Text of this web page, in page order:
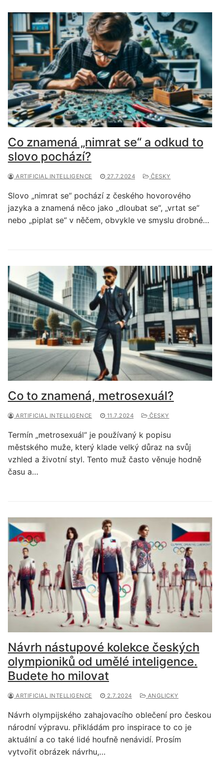
Co znamená „nimrat se“ a odkud to
slovo pochází?
ARTIFICIAL INTELLIGENCE 27.7.2024 ČESKY
Slovo „nimrat se“ pochází z českého hovorového
jazyka a znamená něco jako „dloubat se“, „vrtat se“
nebo „piplat se“ v něčem, obvykle ve smyslu drobné…
Co to znamená, metrosexuál?
ARTIFICIAL INTELLIGENCE 11.7.2024 ČESKY
Termín „metrosexuál“ je používaný k popisu
městského muže, který klade velký důraz na svůj
vzhled a životní styl. Tento muž často věnuje hodně
času a…
Návrh nástupové kolekce českých
olympioniků od umělé inteligence.
Budete ho milovat
ARTIFICIAL INTELLIGENCE 2.7.2024 ANGLICKY
Návrh olympijského zahajovacího oblečení pro českou
národní výpravu. přikládám pro inspirace to co je
aktuální a co také lidé houfně nenávidí. Prosím
vytvořit obrázek návrhu,…